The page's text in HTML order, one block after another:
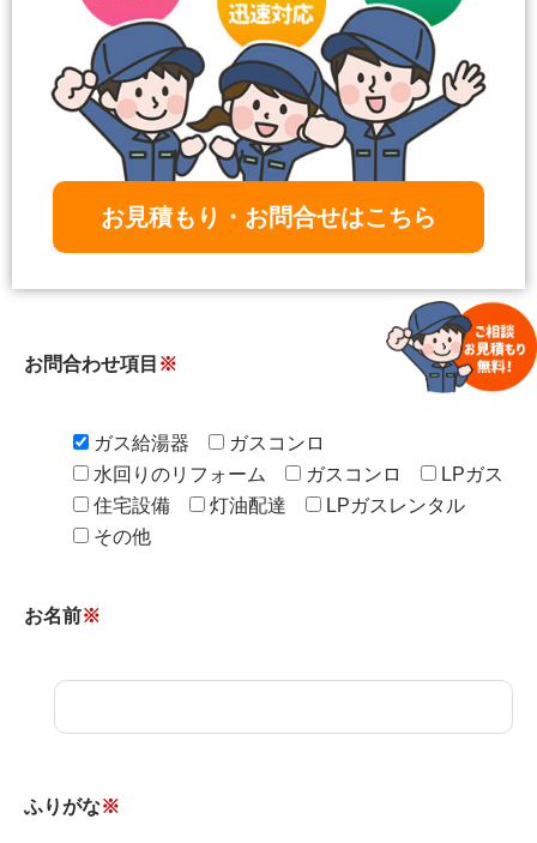
お見積もり・お問合せはこちら
お問合わせ項目 ※
ガス給湯器
ガスコンロ
水回りのリフォーム
ガスコンロ
LPガス
住宅設備
灯油配達
LPガスレンタル
その他
お名前※
ふりがな※